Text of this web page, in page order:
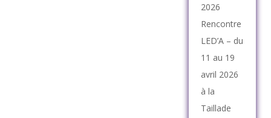
2026
Rencontre
LED’A – du
11 au 19
avril 2026
à la
Taillade